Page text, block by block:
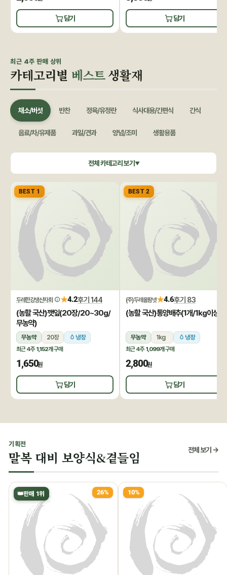
담기 담기
최근 4주 판매 상위
카테고리별 베스트생활재
채소/버섯 반찬 정육/유정란 식사대용/간편식 간식
음료/차/유제품 과일/견과 양념/조미 생활용품
쌀/잡곡 수산/건어물 공정무역(민중교역) 건강식품/꿀
전체 카테고리 보기 ▼
BEST 1
두레한강생산자회 ★4.2후기 144
(농할 국산)깻잎(20장/20~30g/
무농약)
무농약 20장 냉장
최근 4주1,152개 구매
1,650원
담기
BEST 2
(주)두레올팜넷★4.6후기 83
(농할 국산)통양배추(1개/1kg이상)
무농약 1kg 냉장
최근 4주1,099개 구매
2,800원
담기
기획전
말복 대비 보양식&곁들임 전체 보기 →
👑판매 1위 26% 10%